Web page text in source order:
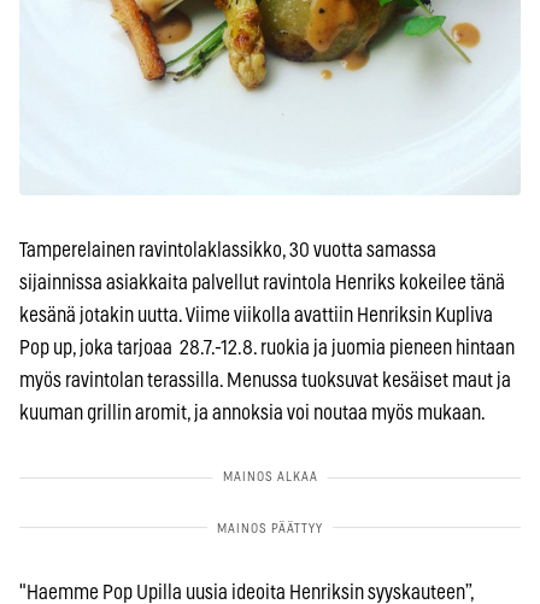
Tamperelainen ravintolaklassikko, 30 vuotta samassa
sijainnissa asiakkaita palvellut ravintola Henriks kokeilee tänä
kesänä jotakin uutta. Viime viikolla avattiin Henriksin Kupliva
Pop up, joka tarjoaa 28.7.-12.8. ruokia ja juomia pieneen hintaan
myös ravintolan terassilla. Menussa tuoksuvat kesäiset maut ja
kuuman grillin aromit, ja annoksia voi noutaa myös mukaan.
"Haemme Pop Upilla uusia ideoita Henriksin syyskauteen”,